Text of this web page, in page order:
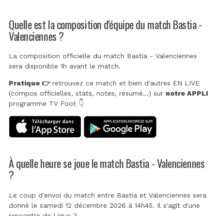
Quelle est la composition d'équipe du match Bastia -
Valenciennes ?
La composition officielle du match Bastia - Valenciennes
sera disponible 1h avant le match.
Pratique 👉retrouvez ce match et bien d'autres EN LIVE
(compos officielles, stats, notes, résumé...) sur notre APPLI
programme TV Foot 👇
À quelle heure se joue le match Bastia - Valenciennes
?
Le coup d'envoi du match entre Bastia et Valenciennes sera
donné le samedi 12 décembre 2026 à 14h45. Il s'agit d'une